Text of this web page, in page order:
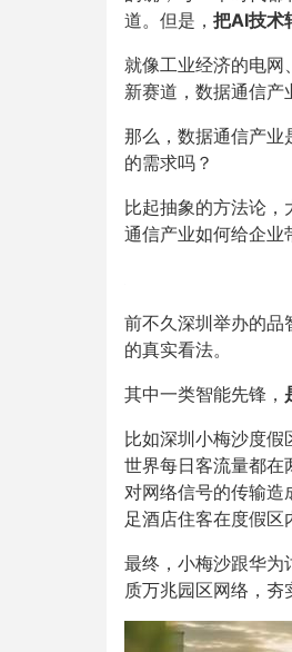
道。但是， 把AI技术
就像工业经济的电网
新赛道，数据通信产
那么，数据通信产业
的需求吗？
比起抽象的方法论
通信产业如何给企业
前不久深圳举办的品
的真实看法。
其中一类智能先锋，
比如深圳小梅沙度
世界每日客流量都在
对网络信号的传输造
足酒店住客在度假区
最终，小梅沙跟华为
质万兆园区网络，夯